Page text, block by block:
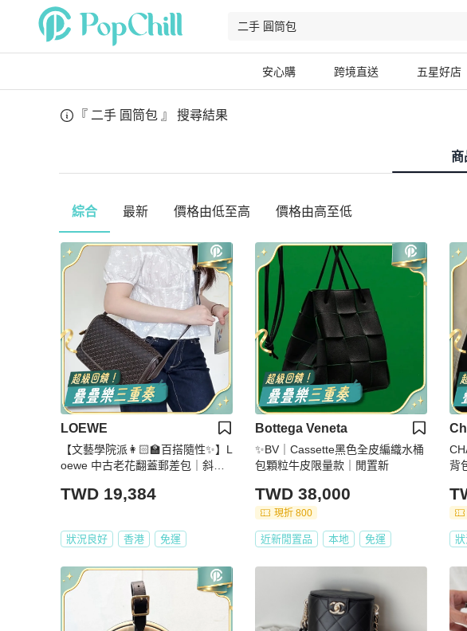
安心購 跨境直送 五星好店
『 二手 圓筒包 』 搜尋結果
商
綜合 最新 價格由低至高 價格由高至低
LOEWE
【文藝學院派👩🏻‍🏫百搭隨性✨】L
oewe 中古老花翻蓋郵差包｜斜背
TWD 19,384
狀況良好 香港 免運
Bottega Veneta
✨BV｜Cassette黑色全皮編織水桶
包顆粒牛皮限量款｜閒置新
TWD 38,000
現折 800
近新閒置品 本地 免運
背